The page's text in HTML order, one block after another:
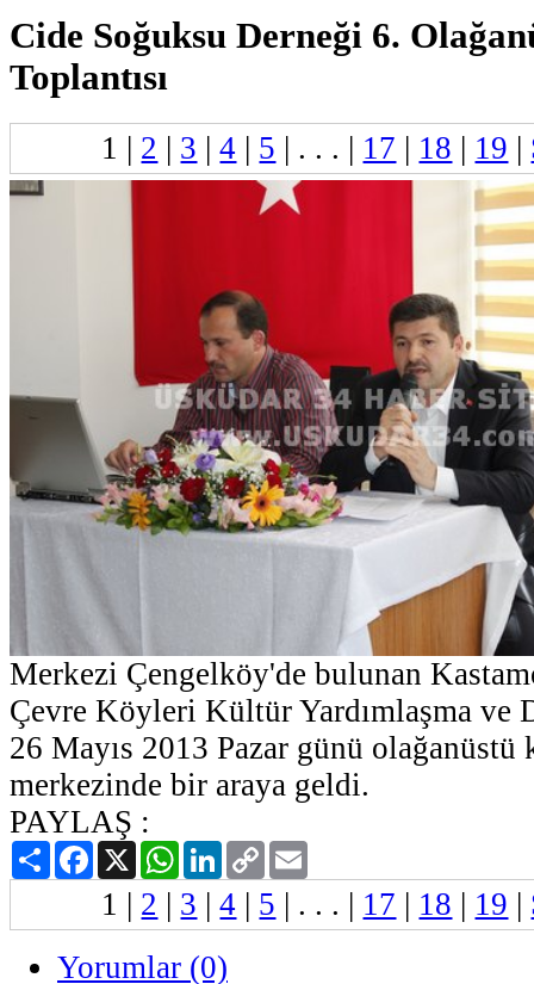
Cide Soğuksu Derneği 6.
Toplantısı
1 | 2 | 3 |4 | 5 | . . . | 17 | 18 | 19 |
Merkezi Çengelköy'de bulunan
Çevre Köyleri Kültür Yardımlaşma ve
26 Mayıs 2013 Pazar günü olağanüstü
merkezinde bir araya geldi.
PAYLAŞ :
PaylaşFacebook
X WhatsAppLinkedIn
Copy
Link
1 | 2 | 3 |4 | 5 | . . . | 17 | 18 | 19 |
Yorumlar (0)